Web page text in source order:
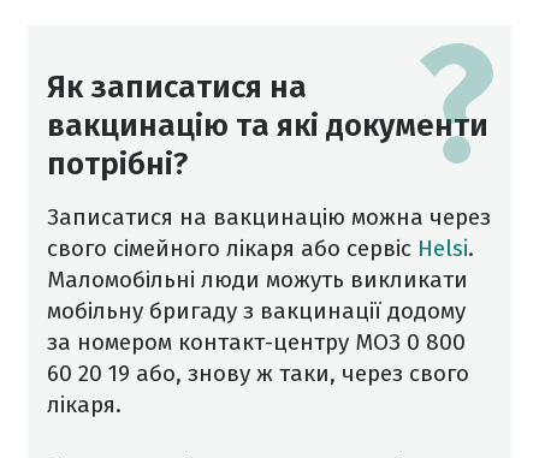
Як записатися на
вакцинацію та які документи
потрібні?
Записатися на вакцинацію можна через
свого сімейного лікаря або сервіс Helsi.
Маломобільні люди можуть викликати
мобільну бригаду з вакцинації додому
за номером контакт-центру МОЗ 0 800
60 20 19 або, знову ж таки, через свого
лікаря.